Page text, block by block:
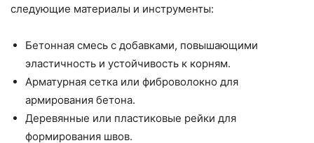
следующие материалы и инструменты:
Бетонная смесь с добавками, повышающими
эластичность и устойчивость к корням.
Арматурная сетка или фиброволокно для
армирования бетона.
Деревянные или пластиковые рейки для
формирования швов.